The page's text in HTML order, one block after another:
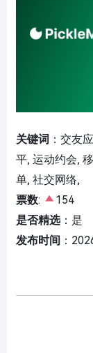
关键词 ：交友
平, 运动约会,
单, 社交网络,
票数:
154
是否精选：是
发布时间 ：